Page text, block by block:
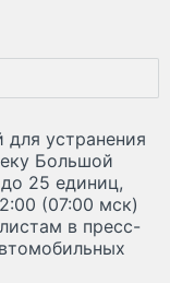
для устранения
Большой
25 единиц,
(07:00 мск)
в пресс-